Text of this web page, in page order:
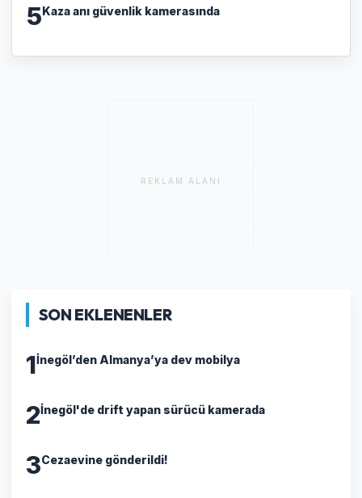
5Kaza anı güvenlik kamerasında
REKLAM ALANI
SON EKLENENLER
1İnegöl’den Almanya’ya dev mobilya
2İnegöl'de drift yapan sürücü kamerada
3Cezaevine gönderildi!